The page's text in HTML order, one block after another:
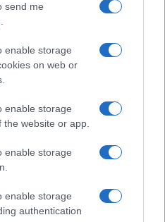
send me
enable storage
on web or
enable storage
website or app.
enable storage
enable storage
authentication
prevalere nei
fiscali rimarranno le
che le azioni nel lungo
di gran lunga
Questa rosea
da un avvertimento:
ai prezzi delle azioni
ci saranno grandi cali nel
di più.
americano